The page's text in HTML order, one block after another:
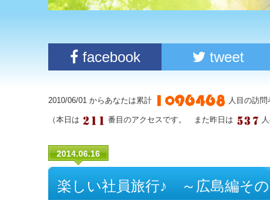
facebook tweet
2010/06/01 からあなたは累計 人目の訪
（本日は 番目のアクセスです。 また昨日は
2014.06.16
楽しい社員旅行♪ ～広島編そ